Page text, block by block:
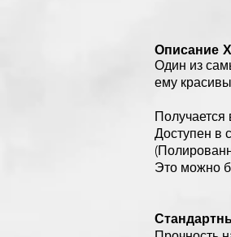
Описание
Один из
ему
Получается
Доступен в
Это можно